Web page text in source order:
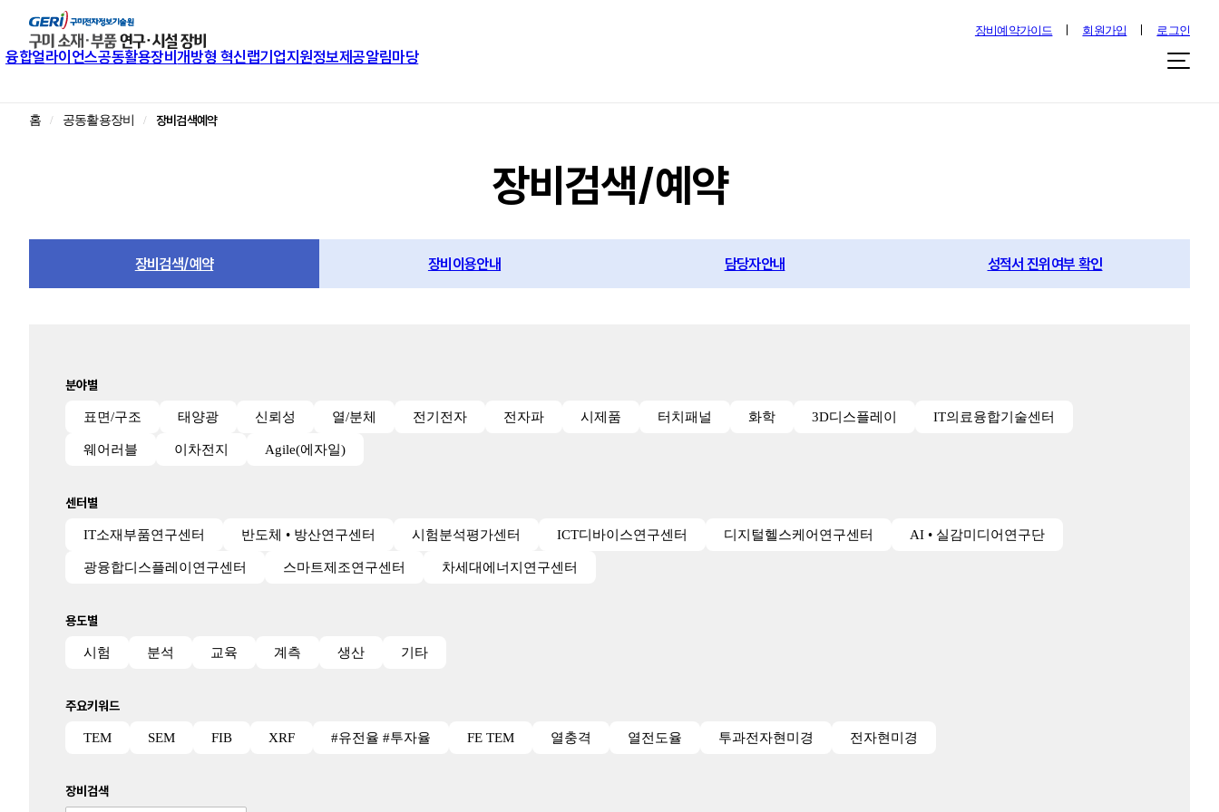
장비예약가이드 회원가입 로그인
융합얼라이언스공동활용장비개방형 혁신랩기업지원정보제공알림마당
홈 공동활용장비 장비검색예약
장비검색/예약
장비검색/예약 장비이용안내 담당자안내 성적서 진위여부 확인
분야별
표면/구조 태양광 신뢰성 열/분체 전기전자 전자파 시제품 터치패널 화학 3D디스플레이 IT의료융합기술센터
웨어러블 이차전지 Agile(에자일)
센터별
IT소재부품연구센터 반도체 • 방산연구센터 시험분석평가센터 ICT디바이스연구센터 디지털헬스케어연구센터 AI • 실감미디어연구단
광융합디스플레이연구센터 스마트제조연구센터 차세대에너지연구센터
용도별
시험 분석 교육 계측 생산 기타
주요키워드
TEM SEM FIB XRF #유전율 #투자율 FE TEM 열충격 열전도율 투과전자현미경 전자현미경
장비검색